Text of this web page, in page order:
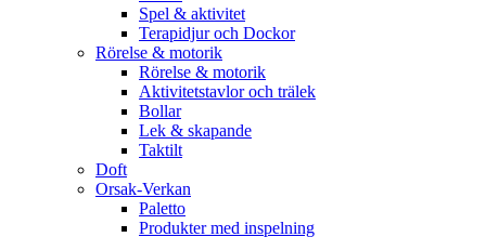
Spel & aktivitet
Terapidjur och Dockor
Rörelse & motorik
Rörelse & motorik
Aktivitetstavlor och trälek
Bollar
Lek & skapande
Taktilt
Doft
Orsak-Verkan
Paletto
Produkter med inspelning